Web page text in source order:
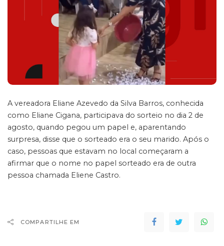
A vereadora Eliane Azevedo da Silva Barros, conhecida
como Eliane Cigana, participava do sorteio no dia 2 de
agosto, quando pegou um papel e, aparentando
surpresa, disse que o sorteado era o seu marido. Após o
caso, pessoas que estavam no local começaram a
afirmar que o nome no papel sorteado era de outra
pessoa chamada Eliene Castro.
COMPARTILHE EM